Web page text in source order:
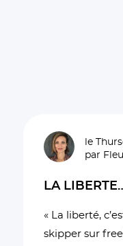
le
par
LA
« La liberté,
skipper sur